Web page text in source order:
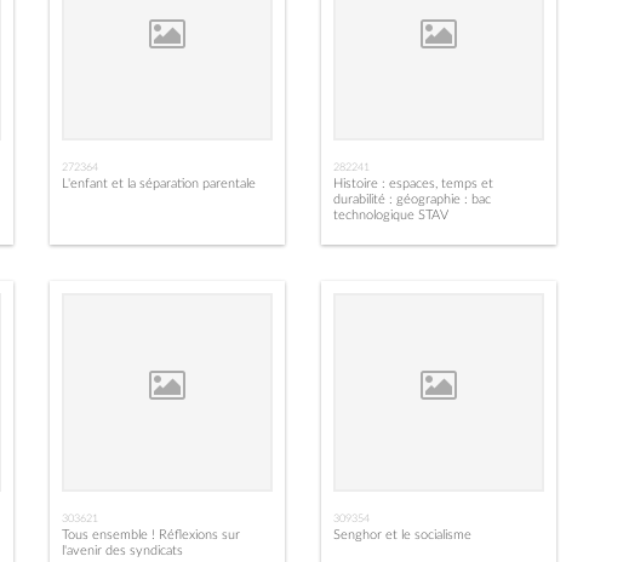
272364
L'enfant et la séparation parentale
282241
Histoire : espaces, temps et
durabilité : géographie : bac
technologique STAV
303621
Tous ensemble ! Réflexions sur
l'avenir des syndicats
309354
Senghor et le socialisme